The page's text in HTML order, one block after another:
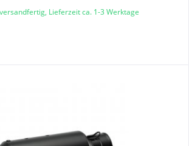
Lieferzeit ca. 1-3 Werktage